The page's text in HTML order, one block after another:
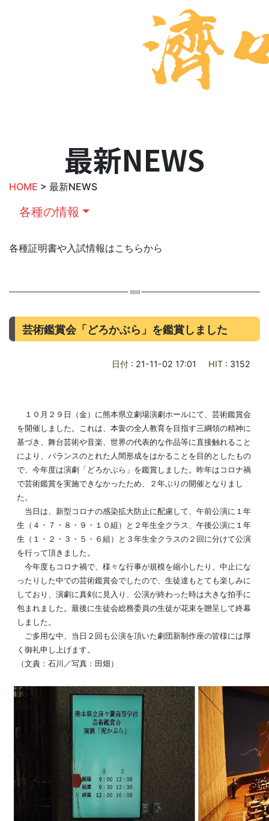
最新NEWS
HOME > 最新NEWS
各種の情報
各種証明書や入試情報はこちらから
芸術鑑賞会「どろかぶら」を鑑賞しました
日付 : 21-11-02 17:01 HIT : 3152
１０月２９日（金）に熊本県立劇場演劇ホールにて、芸術鑑賞会
を開催しました。これは、本黌の全人教育を目指す三綱領の精神に
基づき、舞台芸術や音楽、世界の代表的な作品等に直接触れること
により、バランスのとれた人間形成をはかることを目的としたもの
で、今年度は演劇「どろかぶら」を鑑賞しました。昨年はコロナ禍
で芸術鑑賞を実施できなかったため、２年ぶりの開催となりまし
た。
当日は、新型コロナの感染拡大防止に配慮して、午前公演に１年
生（４・７・８・９・１０組）と２年生全クラス、午後公演に１年
生（１・２・３・５・６組）と３年生全クラスの２回に分けて公演
を行って頂きました。
今年度もコロナ禍で、様々な行事が規模を縮小したり、中止にな
ったりした中での芸術鑑賞会でしたので、生徒達もとても楽しみに
しており、演劇に真剣に見入り、公演が終わった時は大きな拍手に
包まれました。最後に生徒会総務委員の生徒が花束を贈呈して終幕
しました。
ご多用な中、当日２回も公演を頂いた劇団新制作座の皆様には厚
く御礼申し上げます。
（文責：石川／写真：田畑）